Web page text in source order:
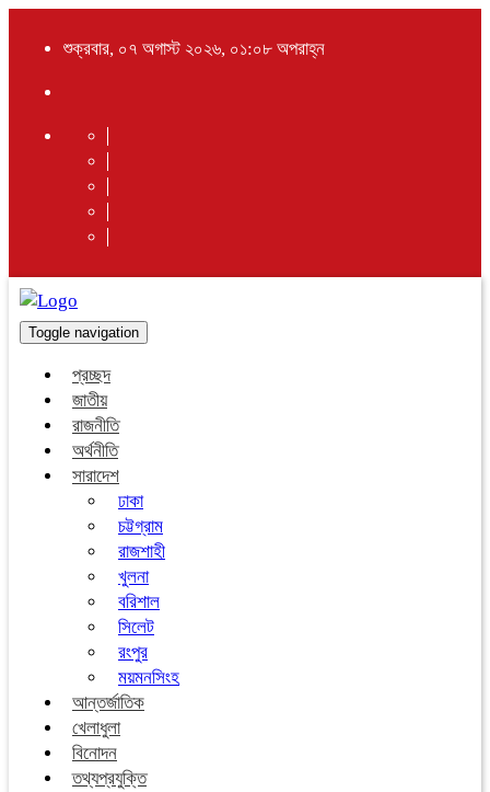
শুক্রবার, ০৭ অগাস্ট ২০২৬, ০১:০৮ অপরাহ্ন
Toggle navigation
প্রচ্ছদ
জাতীয়
রাজনীতি
অর্থনীতি
সারাদেশ
ঢাকা
চট্টগ্রাম
রাজশাহী
খুলনা
বরিশাল
সিলেট
রংপুর
ময়মনসিংহ
আন্তর্জাতিক
খেলাধুলা
বিনোদন
তথ্যপ্রযুক্তি